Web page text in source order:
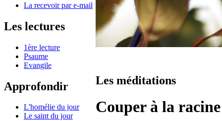
La recevoir par e-mail
Les lectures
1ère lecture
Psaume
Evangile
Approfondir
L'homélie du jour
Le saint du jour
Les méditations
Couper à la racine